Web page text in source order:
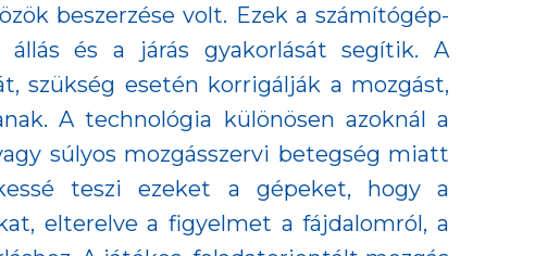
beszerzése volt. Ezek a számítógép-
és a járás gyakorlását segítik. A
szükség esetén korrigálják a mozgást,
A technológia különösen azoknál a
súlyos mozgásszervi betegség miatt
teszi ezeket a gépeket, hogy a
elterelve a figyelmet a fájdalomról, a